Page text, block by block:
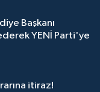
Başkanı
YENİ Parti'ye
itiraz!